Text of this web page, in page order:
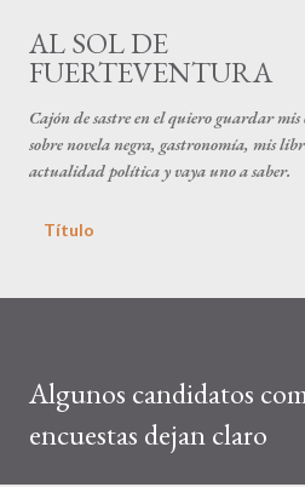
AL SOL DE
FUERTEVENTURA
Cajón de sastre en el quiero guardar mis
sobre novela negra, gastronomía, mis
actualidad política y vaya uno a saber.
Título
Algunos candidatos
encuestas dejan claro